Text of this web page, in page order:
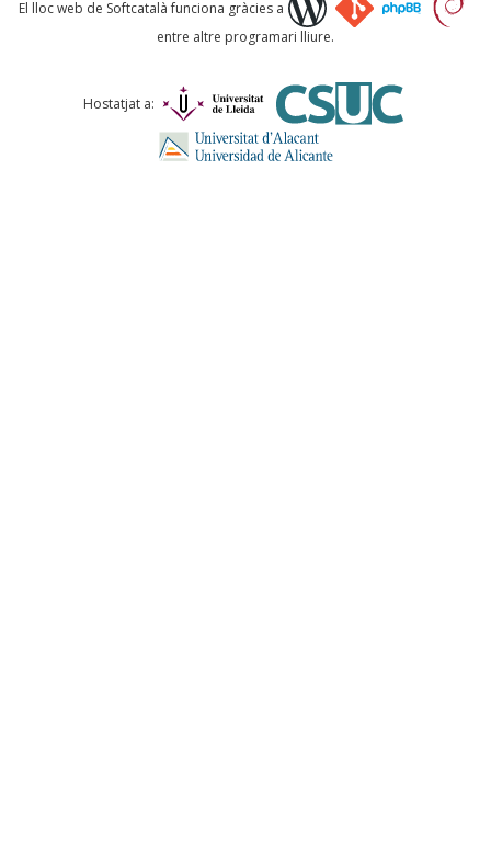
Comentari *
El lloc web de Softcatalà funciona gràcies a
entre altre programari lliure.
Hostatjat a: